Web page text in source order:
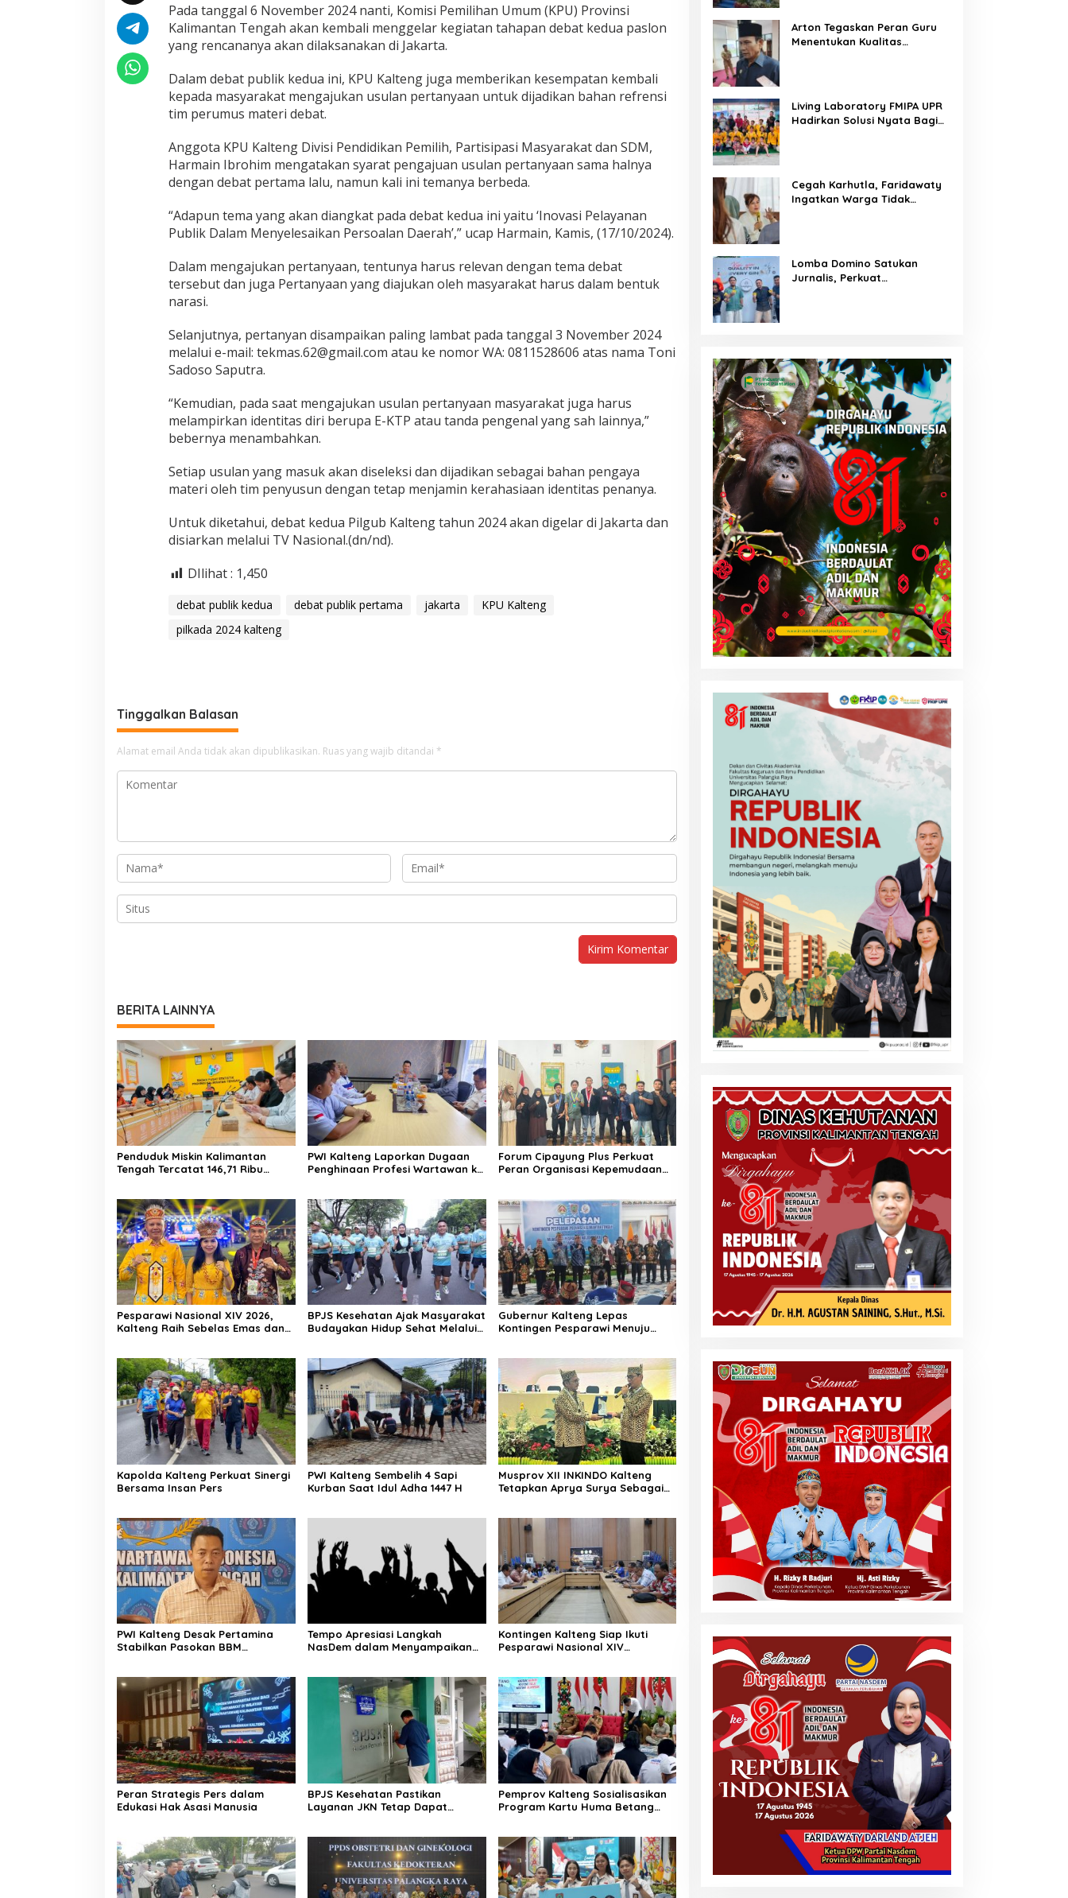
Pada tanggal 6 November 2024 nanti, Komisi Pemilihan Umum (KPU) Provinsi
Kalimantan Tengah akan kembali menggelar kegiatan tahapan debat kedua paslon
yang rencananya akan dilaksanakan di Jakarta.
Dalam debat publik kedua ini, KPU Kalteng juga memberikan kesempatan kembali
kepada masyarakat mengajukan usulan pertanyaan untuk dijadikan bahan refrensi
tim perumus materi debat.
Anggota KPU Kalteng Divisi Pendidikan Pemilih, Partisipasi Masyarakat dan SDM,
Harmain Ibrohim mengatakan syarat pengajuan usulan pertanyaan sama halnya
dengan debat pertama lalu, namun kali ini temanya berbeda.
“Adapun tema yang akan diangkat pada debat kedua ini yaitu ‘Inovasi Pelayanan
Publik Dalam Menyelesaikan Persoalan Daerah’,” ucap Harmain, Kamis, (17/10/2024).
Dalam mengajukan pertanyaan, tentunya harus relevan dengan tema debat
tersebut dan juga Pertanyaan yang diajukan oleh masyarakat harus dalam bentuk
narasi.
Selanjutnya, pertanyan disampaikan paling lambat pada tanggal 3 November 2024
melalui e-mail: tekmas.62@gmail.com atau ke nomor WA: 0811528606 atas nama Toni
Sadoso Saputra.
“Kemudian, pada saat mengajukan usulan pertanyaan masyarakat juga harus
melampirkan identitas diri berupa E-KTP atau tanda pengenal yang sah lainnya,”
bebernya menambahkan.
Setiap usulan yang masuk akan diseleksi dan dijadikan sebagai bahan pengaya
materi oleh tim penyusun dengan tetap menjamin kerahasiaan identitas penanya.
Untuk diketahui, debat kedua Pilgub Kalteng tahun 2024 akan digelar di Jakarta dan
disiarkan melalui TV Nasional.(dn/nd).
DIlihat : 1,450
debat publik kedua debat publik pertama jakarta
KPU Kalteng
pilkada 2024 kalteng
Tinggalkan Balasan
Alamat email Anda tidak akan dipublikasikan. Ruas yang wajib ditandai *
BERITA LAINNYA
Penduduk Miskin Kalimantan
Tengah Tercatat 146,71 Ribu
PWI Kalteng Laporkan Dugaan
Penghinaan Profesi Wartawan ke
Forum Cipayung Plus Perkuat
Peran Organisasi Kepemudaan
Pesparawi Nasional XIV 2026,
Kalteng Raih Sebelas Emas dan
BPJS Kesehatan Ajak Masyarakat
Budayakan Hidup Sehat Melalui
Gubernur Kalteng Lepas
Kontingen Pesparawi Menuju
Kapolda Kalteng Perkuat Sinergi
Bersama Insan Pers
PWI Kalteng Sembelih 4 Sapi
Kurban Saat Idul Adha 1447 H
Musprov XII INKINDO Kalteng
Tetapkan Aprya Surya Sebagai
PWI Kalteng Desak Pertamina
Stabilkan Pasokan BBM
Tempo Apresiasi Langkah
NasDem dalam Menyampaikan
Kontingen Kalteng Siap Ikuti
Pesparawi Nasional XIV
Peran Strategis Pers dalam
Edukasi Hak Asasi Manusia
BPJS Kesehatan Pastikan
Layanan JKN Tetap Dapat
Pemprov Kalteng Sosialisasikan
Program Kartu Huma Betang
Arton Tegaskan Peran Guru
Menentukan Kualitas
Living Laboratory FMIPA UPR
Hadirkan Solusi Nyata Bagi
Cegah Karhutla, Faridawaty
Ingatkan Warga Tidak
Lomba Domino Satukan
Jurnalis, Perkuat